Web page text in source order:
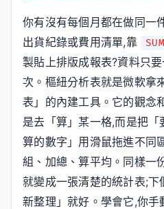
你有沒有每個月都在做同一件事:把一大包銷售明細、
出貨紀錄或費用清單,靠
製貼上排版成報表?資料只
次。樞紐分析表就是微軟拿
表」的內建工具。它的觀念
是去「算」某一格,而是把
算的數字」用滑鼠拖進不同
組、加總、算平均。同樣一
就變成一張清楚的統計表;
新整理」就好。學會它,你